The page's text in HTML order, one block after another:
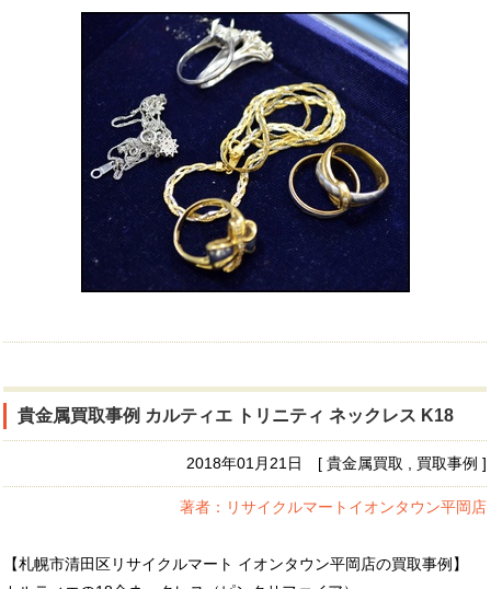
貴金属買取事例 カルティエ トリニティ ネックレス K18
2018年01月21日 [ 貴金属買取 , 買取事例 ]
著者：リサイクルマートイオンタウン平岡店
【札幌市清田区リサイクルマート イオンタウン平岡店の買取事例】